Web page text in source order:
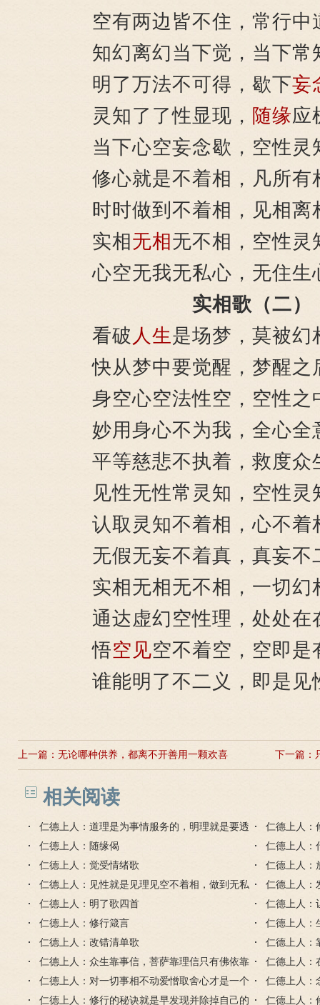
空有两边皆不住，常行中
知幻离幻当下觉，当下常
明了万法不可得，歇下妄
灵知了了性显现， 随缘应
当下心空妄念歇，空性灵
修心就是不着相，凡所有
时时做到不着相，见相离
实相无相无不相，空性灵
心空无我无私心，无住生
实相歌（二）
看破 人生是场梦，莫被幻
快从梦中要觉醒，梦醒之
身空心空法性空，空性之
妙用身心不为我，全心全
平等慈悲不执着，救度众
见性无性常灵知，空性灵
认取灵知不着相，心不着
无假无妄不着真，真妄不
实相无相无不相，一切幻
通达虚幻空性理，处处在
悟空见空不着空，空即是
谁能明了不二义，即是见
上一篇： 无论哪种供养，都离不开善用一颗欢喜 下一篇：
相关阅读
仁德上人：道理是为事情服务的，明理就是要透
事
仁德上人
就和外成就
仁德上人：随缘偈
仁德上人：
仁德上人：觉受情绪歌
仁德上人：
仁德上人：见性就是见理见空不着相，做到无私
无我无求不执着
仁德上人：
仁德上人：明了歌四首
仁德上人：
仁德上人：修行箴言
仁德上人：
了什么？
仁德上人：改错清单歌
仁德上人：
仁德上人：众生靠事信，菩萨靠理信只有佛依靠
智慧生信
仁德上人：
体
仁德上人：对一切事相不动爱憎取舍心才是一个
真正的明白人
仁德上人：
求
仁德上人：修行的秘诀就是早发现并除掉自己的 仁德上人：